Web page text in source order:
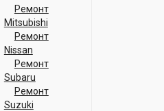
Ремонт
Mitsubishi
Ремонт
Nissan
Ремонт
Subaru
Ремонт
Suzuki